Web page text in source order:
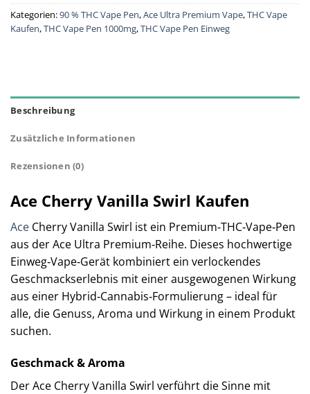
Kategorien:90 % THC Vape Pen,Ace Ultra Premium Vape,THC Vape
Kaufen,THC Vape Pen 1000mg,THC Vape Pen Einweg
Beschreibung
Zusätzliche Informationen
Rezensionen (0)
Ace Cherry Vanilla Swirl Kaufen
Ace Cherry Vanilla Swirl ist ein Premium‑THC‑Vape‑Pen
aus der Ace Ultra Premium‑Reihe. Dieses hochwertige
Einweg‑Vape‑Gerät kombiniert ein verlockendes
Geschmackserlebnis mit einer ausgewogenen Wirkung
aus einer Hybrid‑Cannabis‑Formulierung – ideal für
alle, die Genuss, Aroma und Wirkung in einem Produkt
suchen.
Geschmack & Aroma
Der Ace Cherry Vanilla Swirl verführt die Sinne mit